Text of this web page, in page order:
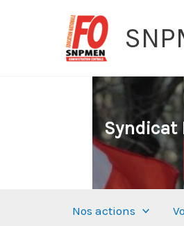
Syndicat
Nos actions